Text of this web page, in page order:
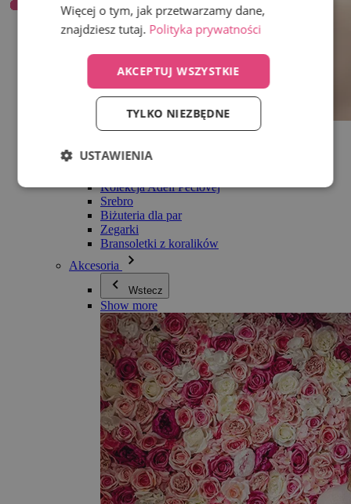
Wszystko w kategorii Biżuteria
Bransoletki
Kolekcja Adéli Pečlovej
Srebro
Biżuteria dla par
Zegarki
Bransoletki z koralików
Akcesoria
Wstecz
Show more
Więcej o tym, jak przetwarzamy dane,
znajdziesz tutaj. Polityka prywatności
AKCEPTUJ WSZYSTKIE
TYLKO NIEZBĘDNE
USTAWIENIA